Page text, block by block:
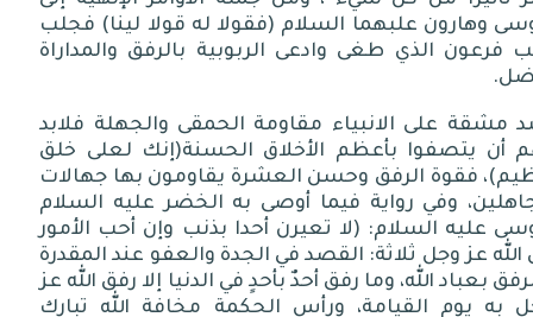
وهارون علبهما السلام (فقولا له قولا لينا) فجلب
فرعون الذي طغى وادعى الربوبية بالرفق والمداراة
مشقة على الانبياء مقاومة الحمقى والجهلة فلابد
أن يتصفوا بأعظم الأخلاق الحسنة(إنك لعلى خلق
فقوة الرفق وحسن العشرة يقاومون بها جهالات
وفي رواية فيما أوصى به الخضر عليه السلام
عليه السلام: (لا تعيرن أحدا بذنب وإن أحب الأمور
الله عز وجل ثلاثة: القصد في الجدة والعفو عند المقدرة
بعباد الله، وما رفق أحدٌ بأحدٍ في الدنيا إلا رفق الله عز
به يوم القيامة، ورأس الحكمة مخافة الله تبارك